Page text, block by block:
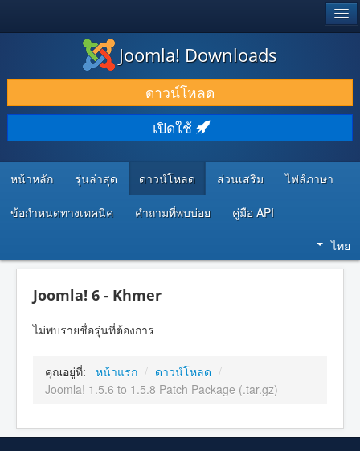
ดาวน์โหลด & ส่วนเสริม
ค้นคว้า & เรียนรู้
ชุมชน & สนับสนุน
ทรัพยากรสำหรับนักพัฒนา
Joomla! Downloads
ดาวน์โหลด
เปิดใช้
หน้าหลัก รุ่นล่าสุด ดาวน์โหลด ส่วนเสริม ไฟล์ภาษา
ข้อกำหนดทางเทคนิค คำถามที่พบบ่อย คู่มือ API
ไทย
Joomla! 6 - Khmer
ไม่พบรายชื่อรุ่นที่ต้องการ
คุณอยู่ที่: หน้าแรก / ดาวน์โหลด /
Joomla! 1.5.6 to 1.5.8 Patch Package (.tar.gz)